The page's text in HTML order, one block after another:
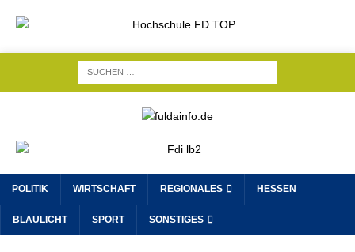
POLITIK WIRTSCHAFT REGIONALES HESSEN
BLAULICHT SPORT SONSTIGES